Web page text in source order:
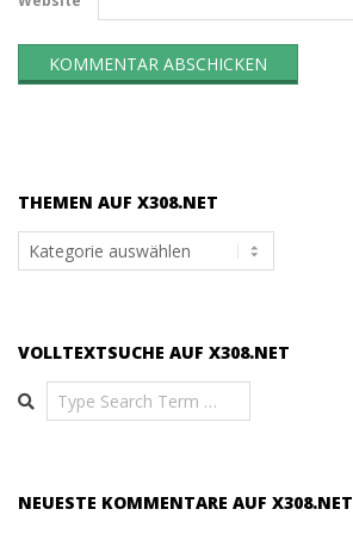
THEMEN AUF X308.NET
Themen
auf
VOLLTEXTSUCHE AUF X308.NET
Search
NEUESTE KOMMENTARE AUF X308.NET